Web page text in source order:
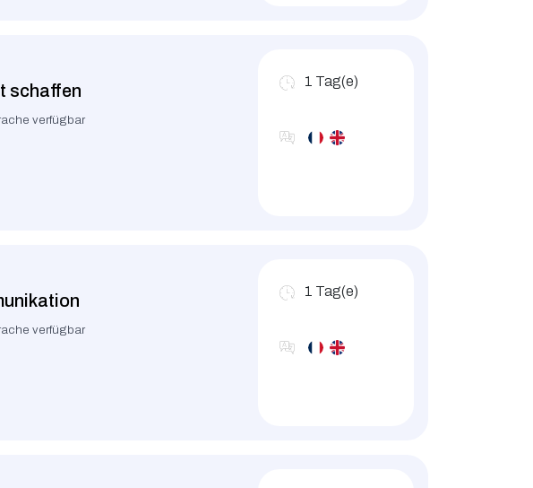
schaffen
verfügbar
1 Tag(e)
verfügbar
1 Tag(e)